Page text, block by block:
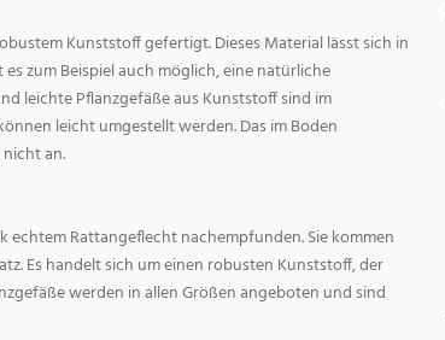
Kunststoff gefertigt. Dieses Material lässt sich in
zum Beispiel auch möglich, eine natürliche
leichte Pflanzgefäße aus Kunststoff sind im
leicht umgestellt werden. Das im Boden
an.
echtem Rattangeflecht nachempfunden. Sie kommen
Es handelt sich um einen robusten Kunststoff, der
werden in allen Größen angeboten und sind